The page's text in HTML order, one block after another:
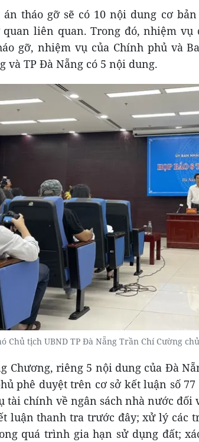
án tháo gỡ sẽ có 10 nội dung cơ
liên quan. Trong đó, nhiệm vụ
gỡ, nhiệm vụ của Chính phủ và
và TP Đà Nẵng có 5 nội dung.
Chủ tịch UBND TP Đà Nẵng Trần Chí Cường
Chương, riêng 5 nội dung của Đà
phê duyệt trên cơ sở kết luận số
tài chính về ngân sách nhà nước đối
luận thanh tra trước đây; xử lý các
quá trình gia hạn sử dụng đất;